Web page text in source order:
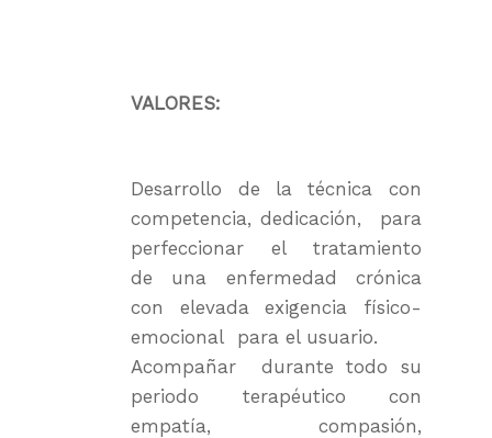
VALORES:
Desarrollo de la técnica con
competencia, dedicación, para
perfeccionar el tratamiento
de una enfermedad crónica
con elevada exigencia físico-
emocional para el usuario.
Acompañar durante todo su
periodo terapéutico con
empatía, compasión,